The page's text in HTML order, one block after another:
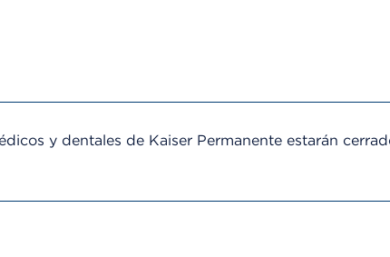
y dentales de Kaiser Permanente estarán